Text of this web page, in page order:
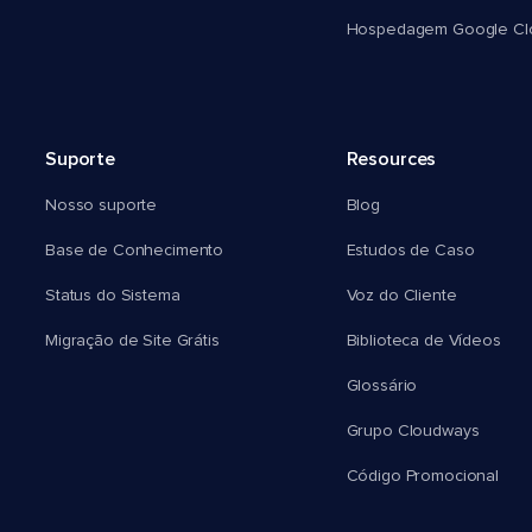
Hospedagem Google
Suporte
Nosso suporte
Base de Conhecimento
Status do Sistema
Migração de Site Grátis
Resources
Blog
Estudos de Caso
Voz do Cliente
Biblioteca de Vídeos
Glossário
Grupo Cloudways
Código Promocional